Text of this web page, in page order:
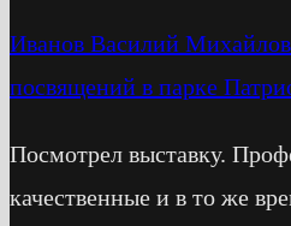
Иванов Василий
посвящений в парке
Посмотрел выставку.
качественные и в то же